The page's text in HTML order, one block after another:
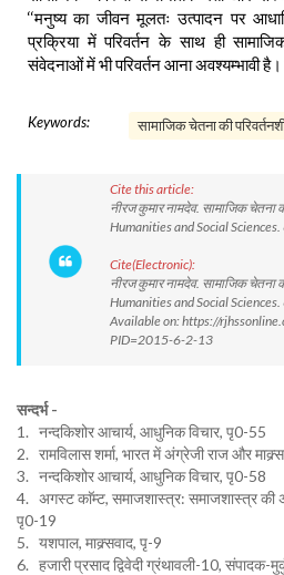
‘‘मनुष्य का जीवन मूलतः उत्पादन पर
प्रक्रिया में परिवर्तन के साथ ही
संवेदनाओं में भी परिवर्तन आना अवश्यम्भावी
Keywords: सामाजिक चेतना की
Cite this article:
नीरज कुमार नामदेव. सामाजिक चेतना
Humanities and Social
Cite(Electronic):
नीरज कुमार नामदेव. सामाजिक चेतना
Humanities and Social
Available on: https://
PID=2015-6-2-13
सन्दर्भ -
1. नन्दकिशोर आचार्य, आधुनिक विचार, पृ0-55
2. रामविलास शर्मा, भारत में अंग्रेजी राज और
3. नन्दकिशोर आचार्य, आधुनिक विचार, पृ0-58
4. अगस्ट काॅम्ट, समाजशास्त्र: समाजशास्त्र की
पृ0-19
5. यशपाल, माक्र्सवाद, पृ-9
6. हजारी प्रसाद द्विवेदी ग्रंथावली-10, संपादक-